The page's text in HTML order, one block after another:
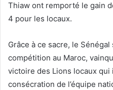
Thiaw ont remporté le gain
4 pour les locaux.
Grâce à ce sacre, le
compétition au Maroc,
victoire des Lions locaux
consécration de l’équipe